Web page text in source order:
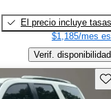
El precio incluye tasas
$1,185/mes
Verif. disponibilidad